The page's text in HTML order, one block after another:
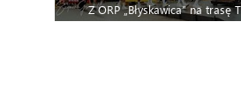
Z ORP „Błyskawica” na